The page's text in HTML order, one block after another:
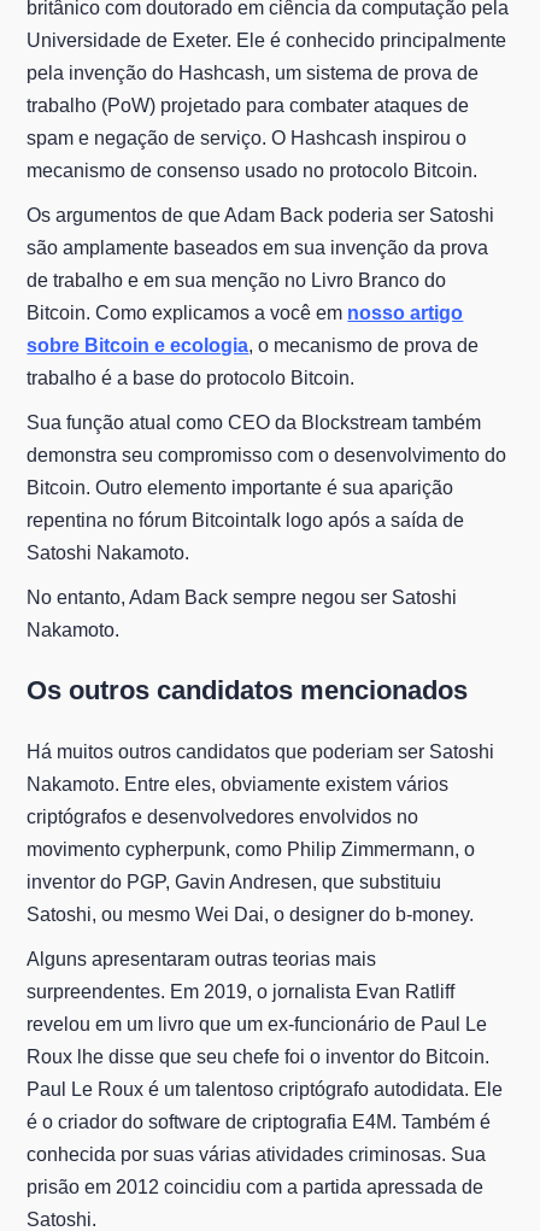
britânico com doutorado em ciência da computação pela
Universidade de Exeter. Ele é conhecido principalmente
pela invenção do Hashcash, um sistema de prova de
trabalho (PoW) projetado para combater ataques de
spam e negação de serviço. O Hashcash inspirou o
mecanismo de consenso usado no protocolo Bitcoin.
Os argumentos de que Adam Back poderia ser Satoshi
são amplamente baseados em sua invenção da prova
de trabalho e em sua menção no Livro Branco do
Bitcoin. Como explicamos a você em nosso artigo
sobre Bitcoin e ecologia, o mecanismo de prova de
trabalho é a base do protocolo Bitcoin.
Sua função atual como CEO da Blockstream também
demonstra seu compromisso com o desenvolvimento do
Bitcoin. Outro elemento importante é sua aparição
repentina no fórum Bitcointalk logo após a saída de
Satoshi Nakamoto.
No entanto, Adam Back sempre negou ser Satoshi
Nakamoto.
Os outros candidatos mencionados
Há muitos outros candidatos que poderiam ser Satoshi
Nakamoto. Entre eles, obviamente existem vários
criptógrafos e desenvolvedores envolvidos no
movimento cypherpunk, como Philip Zimmermann, o
inventor do PGP, Gavin Andresen, que substituiu
Satoshi, ou mesmo Wei Dai, o designer do b-money.
Alguns apresentaram outras teorias mais
surpreendentes. Em 2019, o jornalista Evan Ratliff
revelou em um livro que um ex-funcionário de Paul Le
Roux lhe disse que seu chefe foi o inventor do Bitcoin.
Paul Le Roux é um talentoso criptógrafo autodidata. Ele
é o criador do software de criptografia E4M. Também é
conhecida por suas várias atividades criminosas. Sua
prisão em 2012 coincidiu com a partida apressada de
Satoshi.